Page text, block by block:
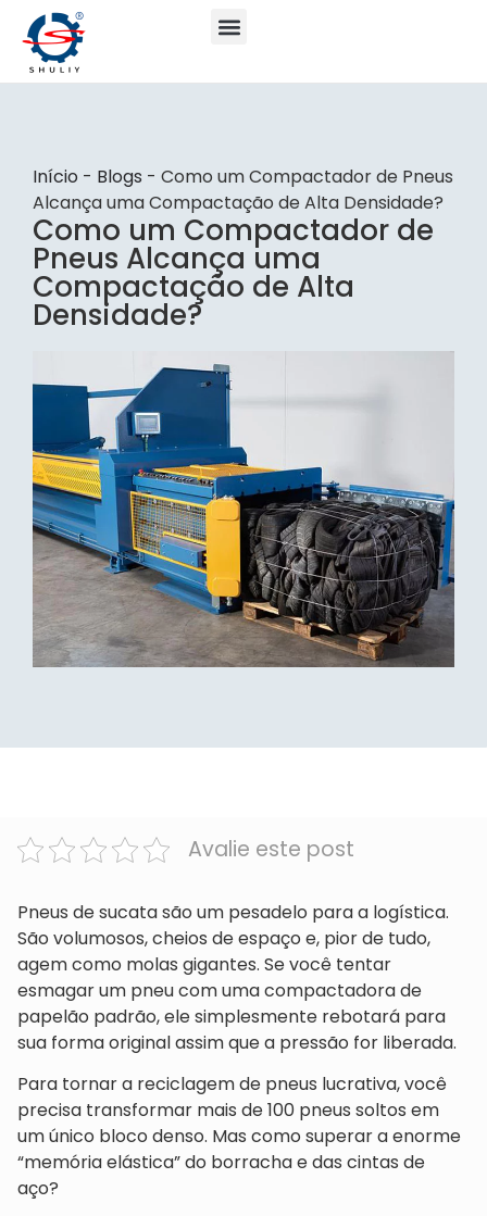
Início - Blogs - Como um Compactador de Pneus
Alcança uma Compactação de Alta Densidade?
Como um Compactador de
Pneus Alcança uma
Compactação de Alta
Densidade?
Avalie este post
Pneus de sucata são um pesadelo para a logística.
São volumosos, cheios de espaço e, pior de tudo,
agem como molas gigantes. Se você tentar
esmagar um pneu com uma compactadora de
papelão padrão, ele simplesmente rebotará para
sua forma original assim que a pressão for liberada.
Para tornar a reciclagem de pneus lucrativa, você
precisa transformar mais de 100 pneus soltos em
um único bloco denso. Mas como superar a enorme
“memória elástica” do borracha e das cintas de
aço?